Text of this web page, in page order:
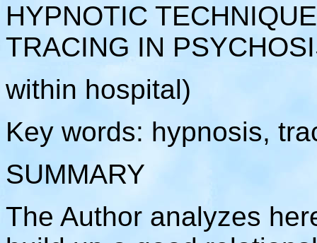
HYPNOTIC
TRACING IN
within hospital)
Key words: hypnosis,
SUMMARY
The Author analyzes